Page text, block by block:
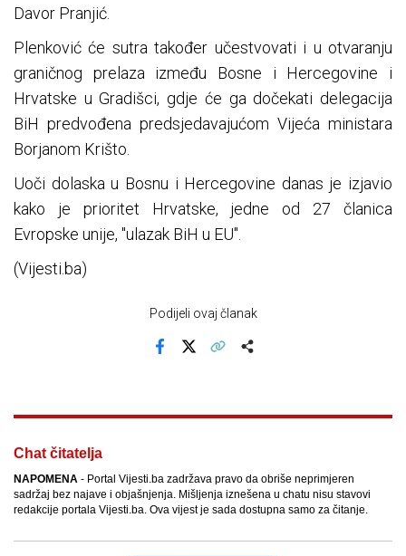
Davor Pranjić.
Plenković će sutra također učestvovati i u otvaranju
graničnog prelaza između Bosne i Hercegovine i
Hrvatske u Gradišci, gdje će ga dočekati delegacija
BiH predvođena predsjedavajućom Vijeća ministara
Borjanom Krišto.
Uoči dolaska u Bosnu i Hercegovine danas je izjavio
kako je prioritet Hrvatske, jedne od 27 članica
Evropske unije, "ulazak BiH u EU".
(Vijesti.ba)
Podijeli ovaj članak
Chat čitatelja
NAPOMENA - Portal Vijesti.ba zadržava pravo da obriše neprimjeren
sadržaj bez najave i objašnjenja. Mišljenja iznešena u chatu nisu stavovi
redakcije portala Vijesti.ba. Ova vijest je sada dostupna samo za čitanje.